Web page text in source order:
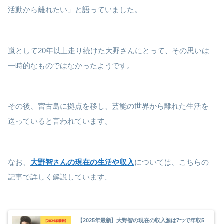
活動から離れたい」と語っていました。
嵐として20年以上走り続けた大野さんにとって、その思いは
一時的なものではなかったようです。
その後、宮古島に拠点を移し、芸能の世界から離れた生活を
送っていると言われています。
なお、 大野智さんの現在の生活や収入については、こちらの
記事で詳しく解説しています。
【2025年最新】大野智の現在の収入源は7つで年収5